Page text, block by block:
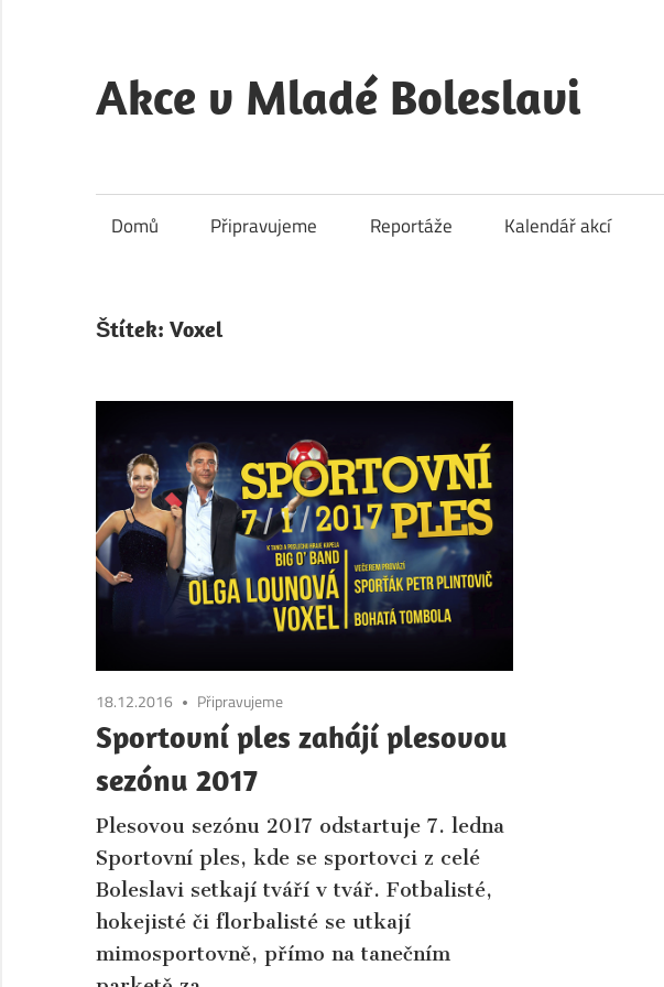
content
Akce v Mladé Boleslavi
a
portál
města
Mladá
Boleslav.
Aktuální
informace
ze
společnosti
kultury
města
Mladá
Boleslav
a
okolí.
Domů Připravujeme Reportáže Kalendář akcí
Štítek: Voxel
18.12.2016 Připravujeme
Sportovní ples zahájí plesovou
sezónu 2017
Plesovou sezónu 2017 odstartuje 7. ledna
Sportovní ples, kde se sportovci z celé
Boleslavi setkají tváří v tvář. Fotbalisté,
hokejisté či florbalisté se utkají
mimosportovně, přímo na tanečním